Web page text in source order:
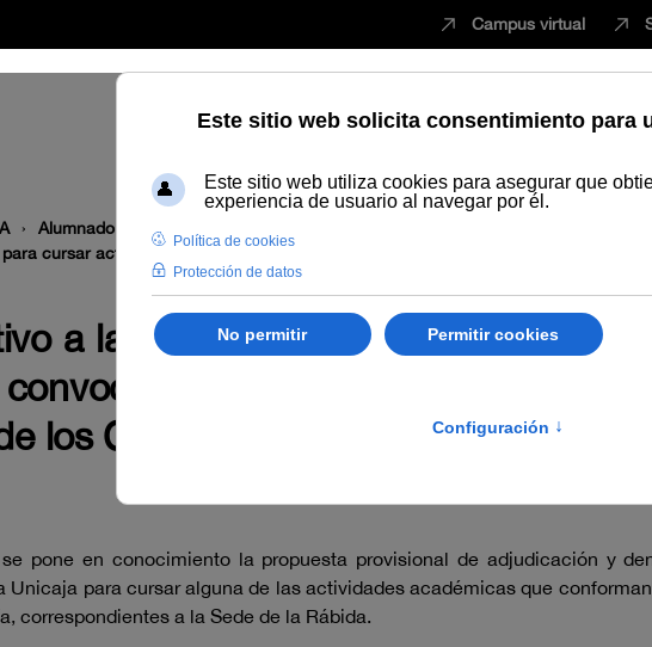
Campus virtual
EstudiarInnovación
Alumnado: convocatorias
Anuncio relativo a la propuesta provisional de
cursar actividades académicas de los Cursos de Verano 2026 de la Sede de la
a la propuesta provisional de
UNIA–Fundación
los Cursos de Verano 2026 de la
pone en conocimiento la propuesta provisional de adjudicación y
Unicaja para cursar alguna de las actividades académicas que
correspondientes a la Sede de la Rábida.